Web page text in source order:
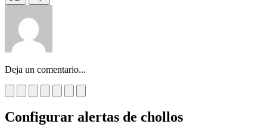
Deja un comentario...
Configurar alertas de chollos